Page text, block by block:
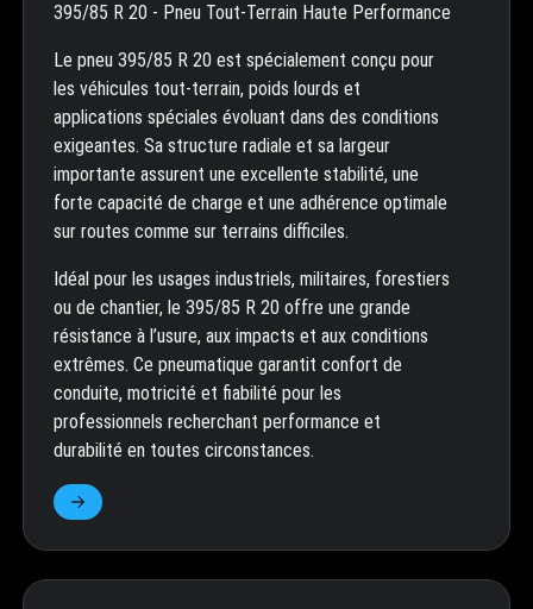
395/85 R 20 - Pneu Tout-Terrain Haute Performance
Le pneu 395/85 R 20 est spécialement conçu pour
les véhicules tout-terrain, poids lourds et
applications spéciales évoluant dans des conditions
exigeantes. Sa structure radiale et sa largeur
importante assurent une excellente stabilité, une
forte capacité de charge et une adhérence optimale
sur routes comme sur terrains difficiles.
Idéal pour les usages industriels, militaires, forestiers
ou de chantier, le 395/85 R 20 offre une grande
résistance à l’usure, aux impacts et aux conditions
extrêmes. Ce pneumatique garantit confort de
conduite, motricité et fiabilité pour les
professionnels recherchant performance et
durabilité en toutes circonstances.